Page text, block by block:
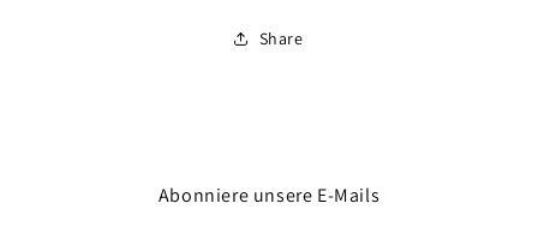
Share
Abonniere unsere E-Mails